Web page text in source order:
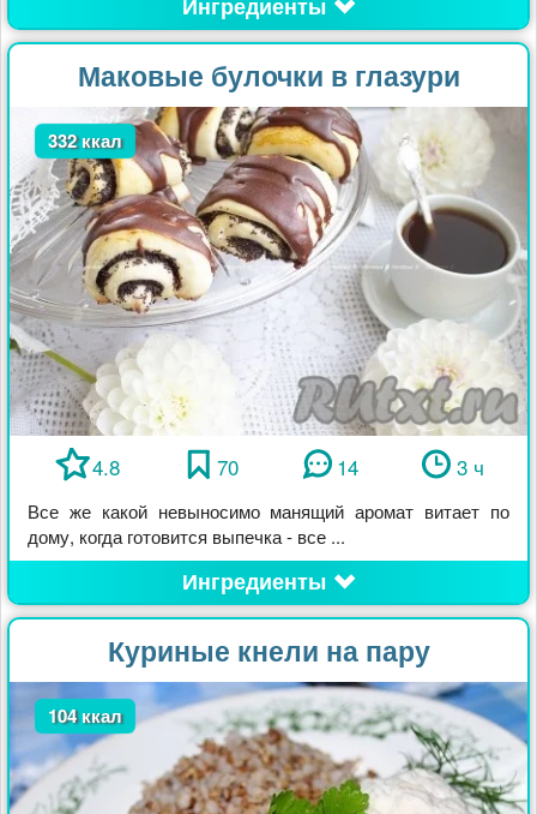
Маковые булочки в глазури
332 ккал
4.8 70 14 3 ч
Все же какой невыносимо манящий аромат витает по
дому, когда готовится выпечка - все ...
Ингредиенты
Куриные кнели на пару
104 ккал